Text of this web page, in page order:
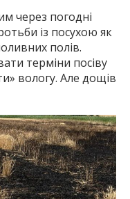
через погодні
із посухою як
полів.
терміни посіву
вологу. Але дощів